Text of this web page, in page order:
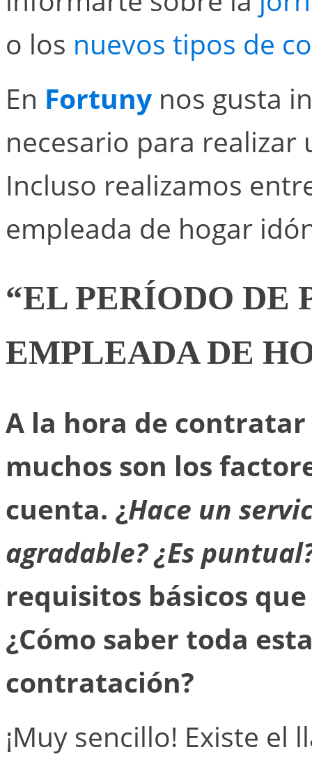
o los nuevos tipos de
En Fortuny nos gusta
necesario para
Incluso realizamos
empleada de hogar
“EL PERÍODO DE
EMPLEADA DE
A la hora de
muchos son los
cuenta. ¿Hace un
agradable? ¿Es
requisitos básicos
¿Cómo saber toda
contratación?
¡Muy sencillo! Existe el